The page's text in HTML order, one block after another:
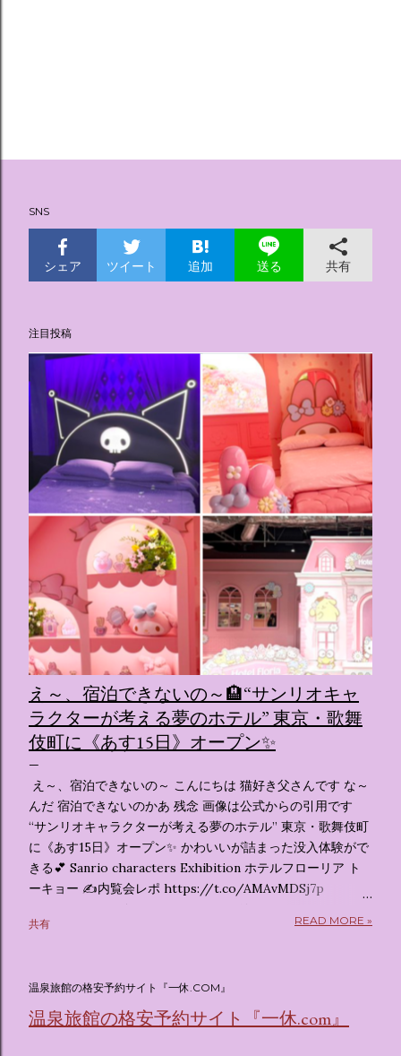
SNS
シェア ツイート 追加 送る 共有
注目投稿
え～、宿泊できないの～🏨“サンリオキャ
ラクターが考える夢のホテル” 東京・歌舞
伎町に《あす15日》オープン✨️
え～、宿泊できないの～ こんにちは 猫好き父さんです な～
んだ 宿泊できないのかあ 残念 画像は公式からの引用です
“サンリオキャラクターが考える夢のホテル” 東京・歌舞伎町
に《あす15日》オープン✨️ かわいいが詰まった没入体験がで
きる💕 Sanrio characters Exhibition ホテルフローリア ト
ーキョー ✍️内覧会レポ https://t.co/AMAvMDSj7p
pic.twitter.com/sKx7uXeXHW — オリコンニュース
(@oricon) July 14, 2026 ホテルフローリア トーキョー
はなく、2026年7月15日から東京・新宿でスタートする サン
リオキャラクターズの体験型・没入型展示イベント の名称で
す。 韓国で話題を呼んだ「サンリオキャラクターが考える夢
共有 READ MORE »
温泉旅館の格安予約サイト『一休.COM』
温泉旅館の格安予約サイト『一休.com』